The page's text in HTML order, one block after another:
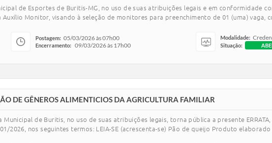
de Esportes de Buritis-MG, no uso de suas atribuições legais e em conformidade
Monitor, visando à seleção de monitores para preenchimento de 01 (uma) vaga,
Postagem: 05/03/2026 às 07h00
Encerramento: 09/03/2026 às 17h00
Modalidade:
Situação:
DE GÊNEROS ALIMENTICIOS DA AGRICULTURA FAMILIAR
Municipal de Buritis, no uso de suas atribuições legais, torna pública a presente
01/2026, nos seguintes termos: LEIA-SE (acrescenta-se) Pão de queijo Produto elaborado